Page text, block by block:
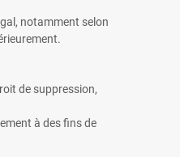
notamment selon
de suppression,
à des fins de